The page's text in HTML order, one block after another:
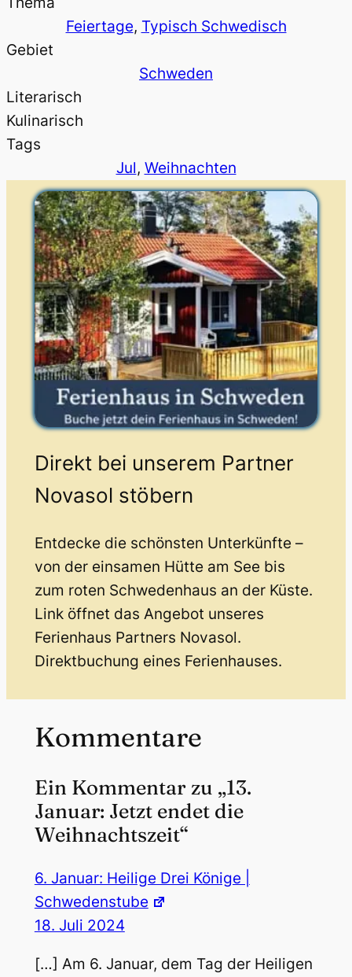
Feiertage, Typisch Schwedisch
Gebiet
Schweden
Literarisch
Kulinarisch
Tags
Jul, Weihnachten
Direkt bei unserem Partner
Novasol stöbern
Entdecke die schönsten Unterkünfte –
von der einsamen Hütte am See bis
zum roten Schwedenhaus an der Küste.
Link öffnet das Angebot unseres
Ferienhaus Partners Novasol.
Direktbuchung eines Ferienhauses.
Kommentare
Ein Kommentar zu „13.
Januar: Jetzt endet die
Weihnachtszeit“
6. Januar: Heilige Drei Könige |
Schwedenstube
18. Juli 2024
[…] Am 6. Januar, dem Tag der Heiligen